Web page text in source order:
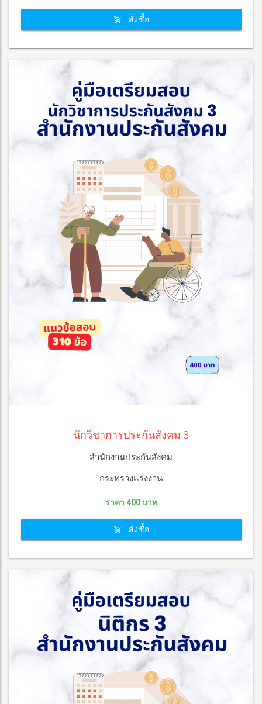
สั่งซื้อ
นักวิชาการประกันสังคม 3
สำนักงานประกันสังคม
กระทรวงแรงงาน
ราคา 400 บาท
สั่งซื้อ